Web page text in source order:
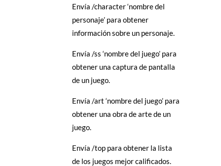
Envía /character ‘nombre del
personaje’ para obtener
información sobre un personaje.
Envía /ss ‘nombre del juego’ para
obtener una captura de pantalla
de un juego.
Envía /art ‘nombre del juego’ para
obtener una obra de arte de un
juego.
Envía /top para obtener la lista
de los juegos mejor calificados.